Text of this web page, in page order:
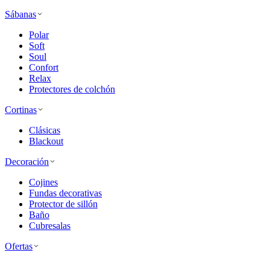
Sábanas
Polar
Soft
Soul
Confort
Relax
Protectores de colchón
Cortinas
Clásicas
Blackout
Decoración
Cojines
Fundas decorativas
Protector de sillón
Baño
Cubresalas
Ofertas